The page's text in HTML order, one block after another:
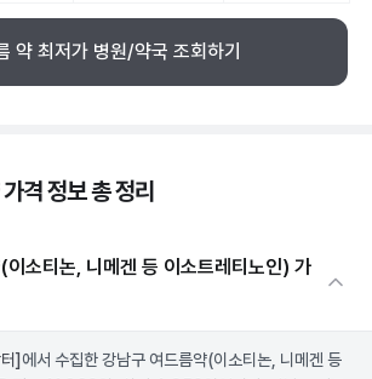
약 최저가 병원/약국 조회하기
격 정보 총 정리
이소티논, 니메겐 등 이소트레티노인) 가
] 에서 수집한 강남구 여드름약(이소티논, 니메겐 등